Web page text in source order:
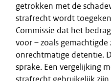
getrokken met de
strafrecht wordt
Commissie dat het
voor – zoals
onrechtmatige detentie.
sprake. Een vergelijking